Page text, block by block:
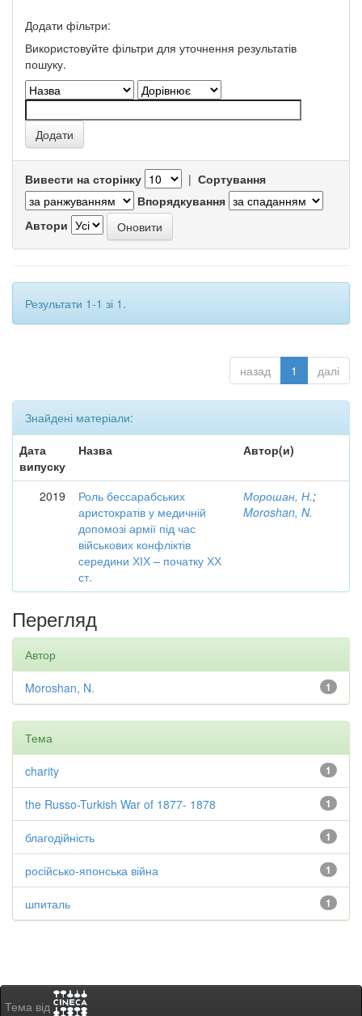
Додати фільтри:
Використовуйте фільтри для уточнення результатів
пошуку.
Вивести на сторінку | Сортування
Впорядкування
Автори
Результати 1-1 зі 1.
назад 1 далі
Знайдені матеріали:
Дата
випуску
Назва Автор(и)
2019
Роль бессарабських
аристократів у медичній
допомозі армії під час
військових конфліктів
середини ХІХ – початку ХХ
ст.
Морошан, Н.;
Moroshan, N.
Перегляд
Автор
1
Moroshan, N.
Тема
1
charity
1
the Russo-Turkish War of 1877- 1878
1
благодійність
1
російсько-японська війна
1
шпиталь
Тема від